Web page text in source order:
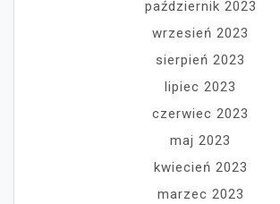
październik 2023
wrzesień 2023
sierpień 2023
lipiec 2023
czerwiec 2023
maj 2023
kwiecień 2023
marzec 2023